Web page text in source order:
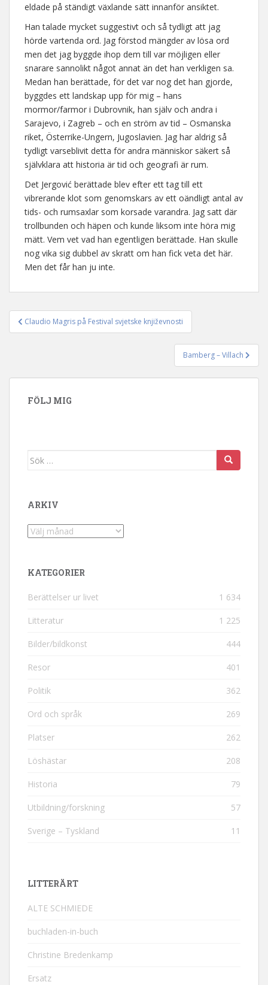
eldade på ständigt växlande sätt innanför ansiktet.
Han talade mycket suggestivt och så tydligt att jag
hörde vartenda ord. Jag förstod mängder av lösa ord
men det jag byggde ihop dem till var möjligen eller
snarare sannolikt något annat än det han verkligen sa.
Medan han berättade, för det var nog det han gjorde,
byggdes ett landskap upp för mig – hans
mormor/farmor i Dubrovnik, han själv och andra i
Sarajevo, i Zagreb – och en ström av tid – Osmanska
riket, Österrike-Ungern, Jugoslavien. Jag har aldrig så
tydligt varseblivit detta för andra människor säkert så
självklara att historia är tid och geografi är rum.
Det Jergović berättade blev efter ett tag till ett
vibrerande klot som genomskars av ett oändligt antal av
tids- och rumsaxlar som korsade varandra. Jag satt där
trollbunden och häpen och kunde liksom inte höra mig
mätt. Vem vet vad han egentligen berättade. Han skulle
nog vika sig dubbel av skratt om han fick veta det här.
Men det får han ju inte.
Inläggsnavigering
Claudio Magris på Festival svjetske književnosti
Bamberg – Villach
FÖLJ MIG
Sök efter:
ARKIV
Arkiv
KATEGORIER
Berättelser ur livet 1 634
Litteratur 1 225
Bilder/bildkonst 444
Resor 401
Politik 362
Ord och språk 269
Platser 262
Löshästar 208
Historia 79
Utbildning/forskning 57
Sverige – Tyskland 11
LITTERÄRT
ALTE SCHMIEDE
buchladen-in-buch
Christine Bredenkamp
Ersatz